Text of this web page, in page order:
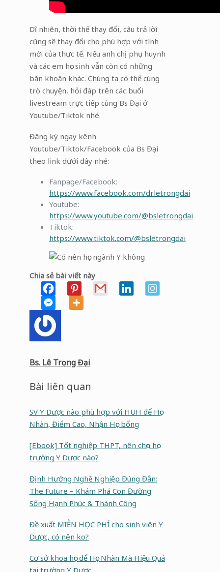
Dĩ nhiên, thời thế thay đổi, câu trả lời
cũng sẽ thay đổi cho phù hợp với tình
mới của thực tế. Nếu anh chị phụ huynh
và các em học sinh vẫn còn có những
băn khoăn khác. Chúng ta có thể cùng
trò chuyện, hỏi đáp trên các buổi
livestream trực tiếp cùng Bs Đại ở
Youtube/Tiktok nhé.
Đăng ký ngay kênh
Youtube/Tiktok/Facebook của Bs Đại
theo link dưới đây nhé:
Fanpage/Facebook:
https://www.facebook.com/drletrongdai
Youtube:
https://www.youtube.com/@bsletrongdai
Tiktok:
https://www.tiktok.com/@bsletrongdai
Chia sẻ bài viết này
Bs. Lê Trọng Đại
Bài liên quan
SV Y Dược nào phù hợp với HUH để Học
Nhàn, Điểm Cao, Nhận Học bổng
[Ebook] Tốt nghiệp THPT, nên chọn học
trường Y Dược nào?
Định Hướng Nghề Nghiệp Đúng Đắn:
The Future – Khám Phá Con Đường
Sống Hạnh Phúc & Thành Công
Đề xuất MIỄN HỌC PHÍ cho sinh viên Y
Dược, có nên ko?
Cơ sở khoa học để Học Nhàn Mà Hiệu Quả
tại trường Y Dược